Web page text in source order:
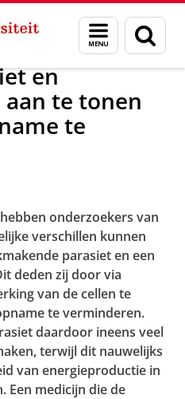
Menu
en
zoeken
Nieuwsberichten
en
te tonen
te
onderzoekers van
verschillen kunnen
parasiet en een
deden zij door via
van de cellen te
te verminderen.
daardoor ineens veel
terwijl dit nauwelijks
van energieproductie in
Een medicijn die de